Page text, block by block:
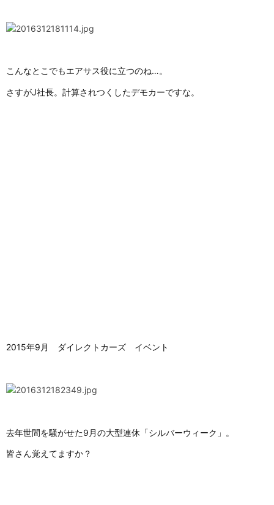
こんなとこでもエアサス役に立つのね…。
さすがJ社長。計算されつくしたデモカーですな。
2015年9月 ダイレクトカーズ イベント
去年世間を騒がせた9月の大型連休「シルバーウィーク」。
皆さん覚えてますか？